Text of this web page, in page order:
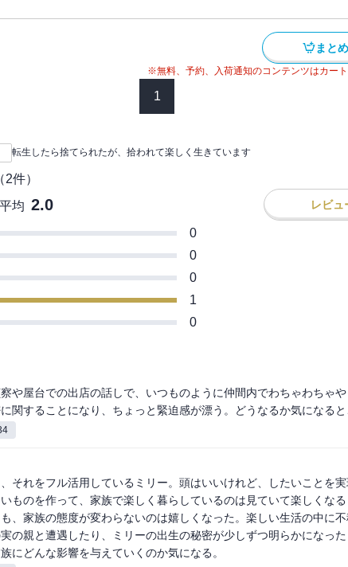
チート魔法爆発の第七巻！ ※電子版は単行本をもとに編
まと
※無料、予約、入荷通知のコンテンツはカート
1
転生したら捨てられたが、拾われて楽しく生きています
（2件）
平均 2.0 レビュ
0
0
0
1
0
や屋台での出店の話しで、いつものように仲間内でわちゃわちゃ
関することになり、ちょっと緊迫感が漂う。どうなるか気になると
それをフル活用しているミリー。頭はいいけれど、したいことを
ものを作って、家族で楽しく暮らしているのは見ていて楽しくな
、家族の態度が変わらないのは嬉しくなった。楽しい生活の中に
の親と遭遇したり、ミリーの出生の秘密が少しずつ明らかになっ
にどんな影響を与えていくのか気になる。